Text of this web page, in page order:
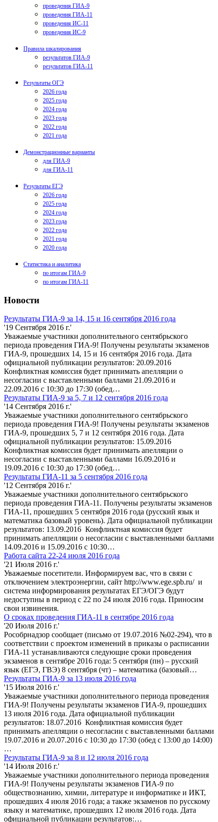
проведения ГИА-9
проведения ГИА-11
проведения ИС-11
проведения ИС-9
Правила шкалирования
результатов ГИА-9
результатов ГИА-11
Результаты ОГЭ
2026 года
2025 года
2024 года
2023 года
2022 года
2021 года
Демонстрационные варианты
для ГИА-9
для ГИА-11
Результаты ЕГЭ
2026 года
2025 года
2024 года
2023 года
2022 года
2021 года
2020 года
Статистика и аналитика
по итогам ГИА-9
по итогам ГИА-11
Новости
Результаты ГИА-9 за 14, 15 и 16 сентября 2016 года
'19 Сентября 2016 г.'
Уважаемые участники дополнительного сентябрьского
периода проведения ГИА-9! Получены результаты экзаменов
ГИА-9, прошедших 14, 15 и 16 сентября 2016 года. Дата
официальной публикации результатов: 20.09.2016
Конфликтная комиссия будет принимать апелляции о
несогласии с выставленными баллами 21.09.2016 и
22.09.2016 с 10:30 до 17:30 (обед…
Результаты ГИА-9 за 5, 7 и 12 сентября 2016 года
'14 Сентября 2016 г.'
Уважаемые участники дополнительного сентябрьского
периода проведения ГИА-9! Получены результаты экзаменов
ГИА-9, прошедших 5, 7 и 12 сентября 2016 года. Дата
официальной публикации результатов: 15.09.2016
Конфликтная комиссия будет принимать апелляции о
несогласии с выставленными баллами 16.09.2016 и
19.09.2016 с 10:30 до 17:30 (обед…
Результаты ГИА-11 за 5 сентября 2016 года
'12 Сентября 2016 г.'
Уважаемые участники дополнительного сентябрьского
периода проведения ГИА-11. Получены результаты экзаменов
ГИА-11, прошедших 5 сентября 2016 года (русский язык и
математика базовый уровень). Дата официальной публикации
результатов: 13.09.2016 Конфликтная комиссия будет
принимать апелляции о несогласии с выставленными баллами
14.09.2016 и 15.09.2016 с 10:30…
Работа сайта 22-24 июля 2016 года
'21 Июля 2016 г.'
Уважаемые посетители. Информируем вас, что в связи с
отключением электроэнергии, сайт http://www.ege.spb.ru/ и
система информирования результатах ЕГЭ/ОГЭ будут
недоступны в период с 22 по 24 июля 2016 года. Приносим
свои извинения.
О сроках проведения ГИА-11 в сентябре 2016 года
'20 Июля 2016 г.'
Рособрнадзор сообщает (письмо от 19.07.2016 №02-294), что в
соответствии с проектом изменений в приказы о расписании
ГИА-11 устанавливаются следующие сроки проведения
экзаменов в сентябре 2016 года: 5 сентября (пн) – русский
язык (ЕГЭ, ГВЭ) 8 сентября (чт) – математика (базовый…
Результаты ГИА-9 за 13 июля 2016 года
'15 Июля 2016 г.'
Уважаемые участники дополнительного периода проведения
ГИА-9! Получены результаты экзаменов ГИА-9, прошедших
13 июля 2016 года. Дата официальной публикации
результатов: 18.07.2016 Конфликтная комиссия будет
принимать апелляции о несогласии с выставленными баллами
19.07.2016 и 20.07.2016 с 10:30 до 17:30 (обед с 13:00 до 14:00)
…
Результаты ГИА-9 за 8 и 12 июля 2016 года
'14 Июля 2016 г.'
Уважаемые участники дополнительного периода проведения
ГИА-9! Получены результаты экзаменов ГИА-9 по
обществознанию, химии, литературе и информатике и ИКТ,
прошедших 4 июля 2016 года; а также экзаменов по русскому
языку и математике, прошедших 12 июля 2016 года. Дата
официальной публикации результатов:…